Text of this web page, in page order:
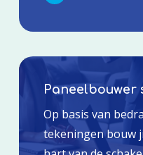
Paneelbouwer
Op basis van
tekeningen bouw